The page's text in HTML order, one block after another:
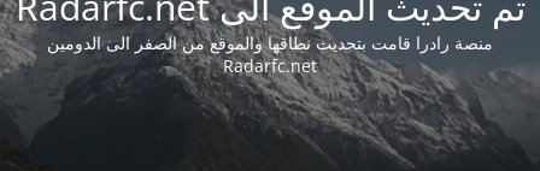
منصة رادرا قامت بتحديث نطاقها والموقع من الصفر الى الدومين
Radarfc.net